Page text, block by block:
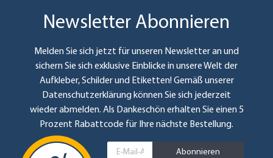
Newsletter Abonnieren
Melden Sie sich jetzt für unseren Newsletter an und
sichern Sie sich exklusive Einblicke in unsere Welt der
Aufkleber, Schilder und Etiketten! Gemäß unserer
Datenschutzerklärung können Sie sich jederzeit
wieder abmelden. Als Dankeschön erhalten Sie einen 5
Prozent Rabattcode für Ihre nächste Bestellung.
Abonnieren